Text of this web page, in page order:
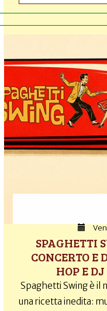
SPAGHETTI
CONCERTO E
HOP E
Spaghetti Swing è il
una ricetta inedita: